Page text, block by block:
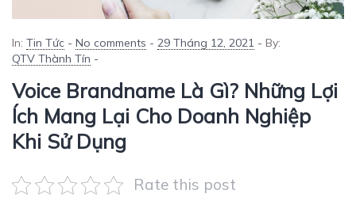
In: Tin Tức - No comments - 29 Tháng 12, 2021 - By:
QTV Thành Tín -
Voice Brandname Là Gì? Những Lợi
Ích Mang Lại Cho Doanh Nghiệp
Khi Sử Dụng
Rate this post